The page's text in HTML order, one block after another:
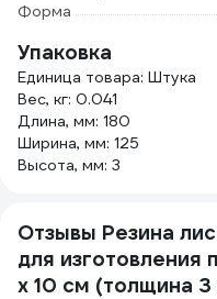
Форма
Упаковка
Единица товара: Штука
Вес, кг: 0.041
Длина, мм: 180
Ширина, мм: 125
Высота, мм: 3
Отзывы Резина
для изготовления
х 10 см (толщина